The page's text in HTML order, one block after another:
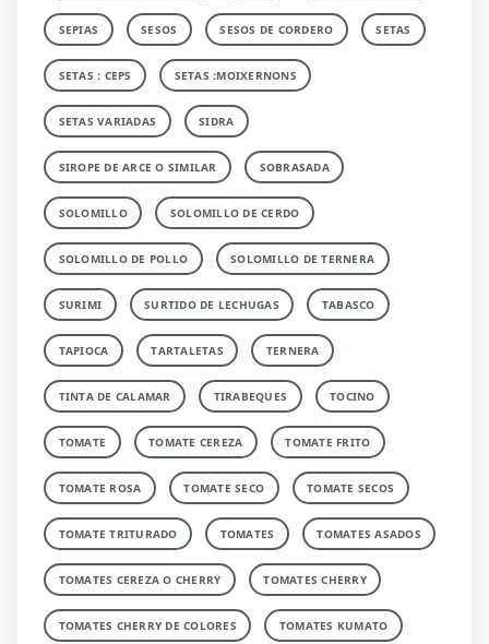
SEPIAS SESOS SESOS DE CORDERO SETAS
SETAS : CEPS SETAS :MOIXERNONS
SETAS VARIADAS SIDRA
SIROPE DE ARCE O SIMILAR SOBRASADA
SOLOMILLO SOLOMILLO DE CERDO
SOLOMILLO DE POLLO SOLOMILLO DE TERNERA
SURIMI SURTIDO DE LECHUGAS TABASCO
TAPIOCA TARTALETAS TERNERA
TINTA DE CALAMAR TIRABEQUES TOCINO
TOMATE TOMATE CEREZA TOMATE FRITO
TOMATE ROSA TOMATE SECO TOMATE SECOS
TOMATE TRITURADO TOMATES TOMATES ASADOS
TOMATES CEREZA O CHERRY TOMATES CHERRY
TOMATES CHERRY DE COLORES TOMATES KUMATO